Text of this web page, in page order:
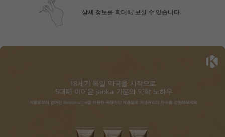
상세 정보를 확대해 보실 수 있습니다.